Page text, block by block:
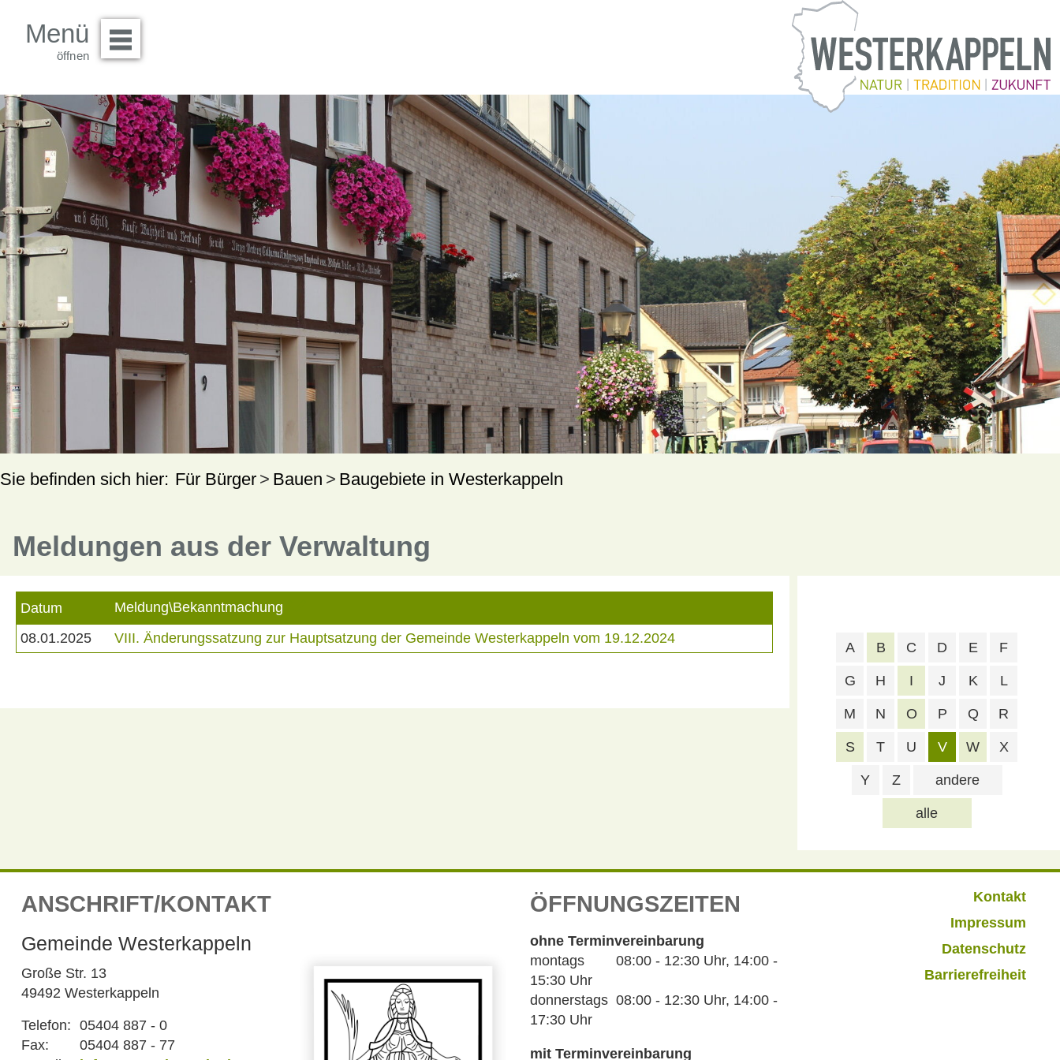
Menü
Für Bürger Bauen Baugebiete in Westerkappeln
Meldungen aus der Verwaltung
Datum
Meldung\Bekanntmachung
08.01.2025
VIII. Änderungssatzung zur Hauptsatzung der Gemeinde Westerkappeln vom 19.12.2024
alle
A B C D E F
G H I J K L
M N O P Q R
S T U V W X
Y Z andere
ANSCHRIFT/KONTAKT
Gemeinde Westerkappeln
Große Str. 13
49492 Westerkappeln
Telefon: 05404 887 - 0
Fax:
05404 887 - 77
ÖFFNUNGSZEITEN
ohne Terminvereinbarung
montags 08:00 - 12:30 Uhr, 14:00 -
15:30 Uhr
donnerstags 08:00 - 12:30 Uhr, 14:00 -
17:30 Uhr
mit Terminvereinbarung
Kontakt
Impressum
Datenschutz
Barrierefreiheit